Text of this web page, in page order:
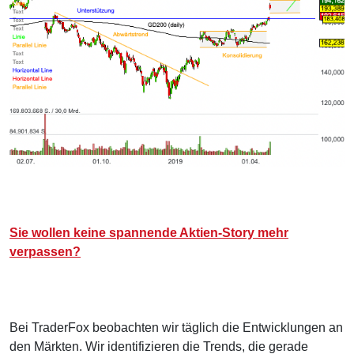
Sie wollen keine spannende Aktien-Story mehr
verpassen?
Bei TraderFox beobachten wir täglich die Entwicklungen an
den Märkten. Wir identifizieren die Trends, die gerade